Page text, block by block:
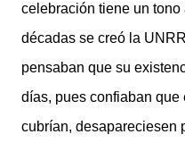
celebración tiene un
décadas se creó la
pensaban que su
días, pues confiaban
cubrían, desapareciesen